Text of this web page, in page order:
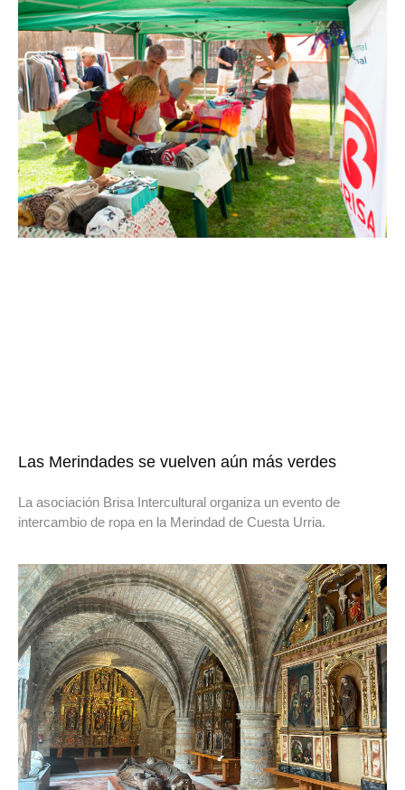
Las Merindades se vuelven aún más verdes
La asociación Brisa Intercultural organiza un evento de
intercambio de ropa en la Merindad de Cuesta Urria.